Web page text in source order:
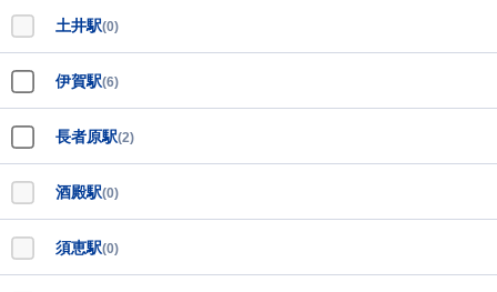
土井駅(0)
伊賀駅(6)
長者原駅(2)
酒殿駅(0)
須恵駅(0)